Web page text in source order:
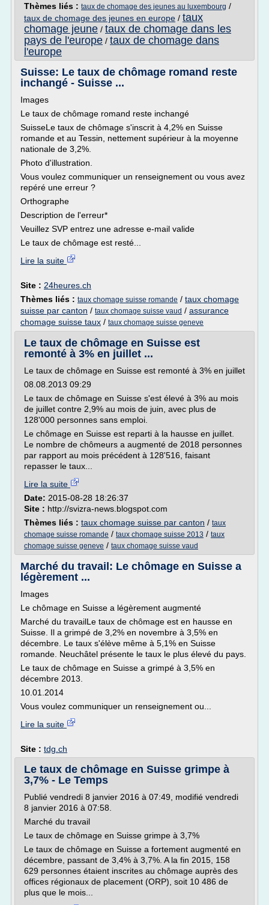
Thèmes liés : taux de chomage des jeunes au luxembourg /
taux de chomage des jeunes en europe / taux
chomage jeune / taux de chomage dans les
pays de l'europe / taux de chomage dans
l'europe
Suisse: Le taux de chômage romand reste
inchangé - Suisse ...
Images
Le taux de chômage romand reste inchangé
SuisseLe taux de chômage s'inscrit à 4,2% en Suisse
romande et au Tessin, nettement supérieur à la moyenne
nationale de 3,2%.
Photo d'illustration.
Vous voulez communiquer un renseignement ou vous avez
repéré une erreur ?
Orthographe
Description de l'erreur*
Veuillez SVP entrez une adresse e-mail valide
Le taux de chômage est resté...
Lire la suite
Site : 24heures.ch
Thèmes liés : taux chomage suisse romande / taux chomage
suisse par canton / taux chomage suisse vaud / assurance
chomage suisse taux / taux chomage suisse geneve
Le taux de chômage en Suisse est
remonté à 3% en juillet ...
Le taux de chômage en Suisse est remonté à 3% en juillet
08.08.2013 09:29
Le taux de chômage en Suisse s'est élevé à 3% au mois
de juillet contre 2,9% au mois de juin, avec plus de
128'000 personnes sans emploi.
Le chômage en Suisse est reparti à la hausse en juillet.
Le nombre de chômeurs a augmenté de 2018 personnes
par rapport au mois précédent à 128'516, faisant
repasser le taux...
Lire la suite
Date: 2015-08-28 18:26:37
Site : http://svizra-news.blogspot.com
Thèmes liés : taux chomage suisse par canton / taux
chomage suisse romande / taux chomage suisse 2013 / taux
chomage suisse geneve / taux chomage suisse vaud
Marché du travail: Le chômage en Suisse a
légèrement ...
Images
Le chômage en Suisse a légèrement augmenté
Marché du travailLe taux de chômage est en hausse en
Suisse. Il a grimpé de 3,2% en novembre à 3,5% en
décembre. Le taux s'élève même à 5,1% en Suisse
romande. Neuchâtel présente le taux le plus élevé du pays.
Le taux de chômage en Suisse a grimpé à 3,5% en
décembre 2013.
10.01.2014
Vous voulez communiquer un renseignement ou...
Lire la suite
Site : tdg.ch
Le taux de chômage en Suisse grimpe à
3,7% - Le Temps
Publié vendredi 8 janvier 2016 à 07:49, modifié vendredi
8 janvier 2016 à 07:58.
Marché du travail
Le taux de chômage en Suisse grimpe à 3,7%
Le taux de chômage en Suisse a fortement augmenté en
décembre, passant de 3,4% à 3,7%. A la fin 2015, 158
629 personnes étaient inscrites au chômage auprès des
offices régionaux de placement (ORP), soit 10 486 de
plus que le mois...